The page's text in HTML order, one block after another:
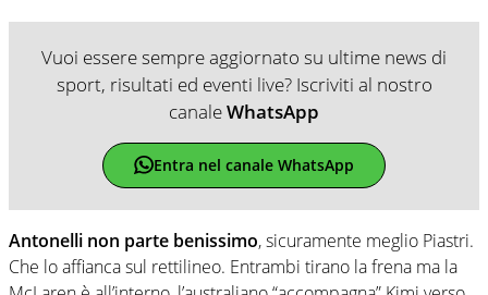
Vuoi essere sempre aggiornato su ultime news di
sport, risultati ed eventi live? Iscriviti al nostro
canaleWhatsApp
Entra nel canale WhatsApp
Antonelli non parte benissimo, sicuramente meglio Piastri.
Che lo affianca sul rettilineo. Entrambi tirano la frena ma la